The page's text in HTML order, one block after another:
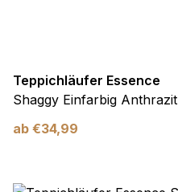
Teppichläufer Essence
Shaggy Einfarbig Anthrazit
ab €34,99